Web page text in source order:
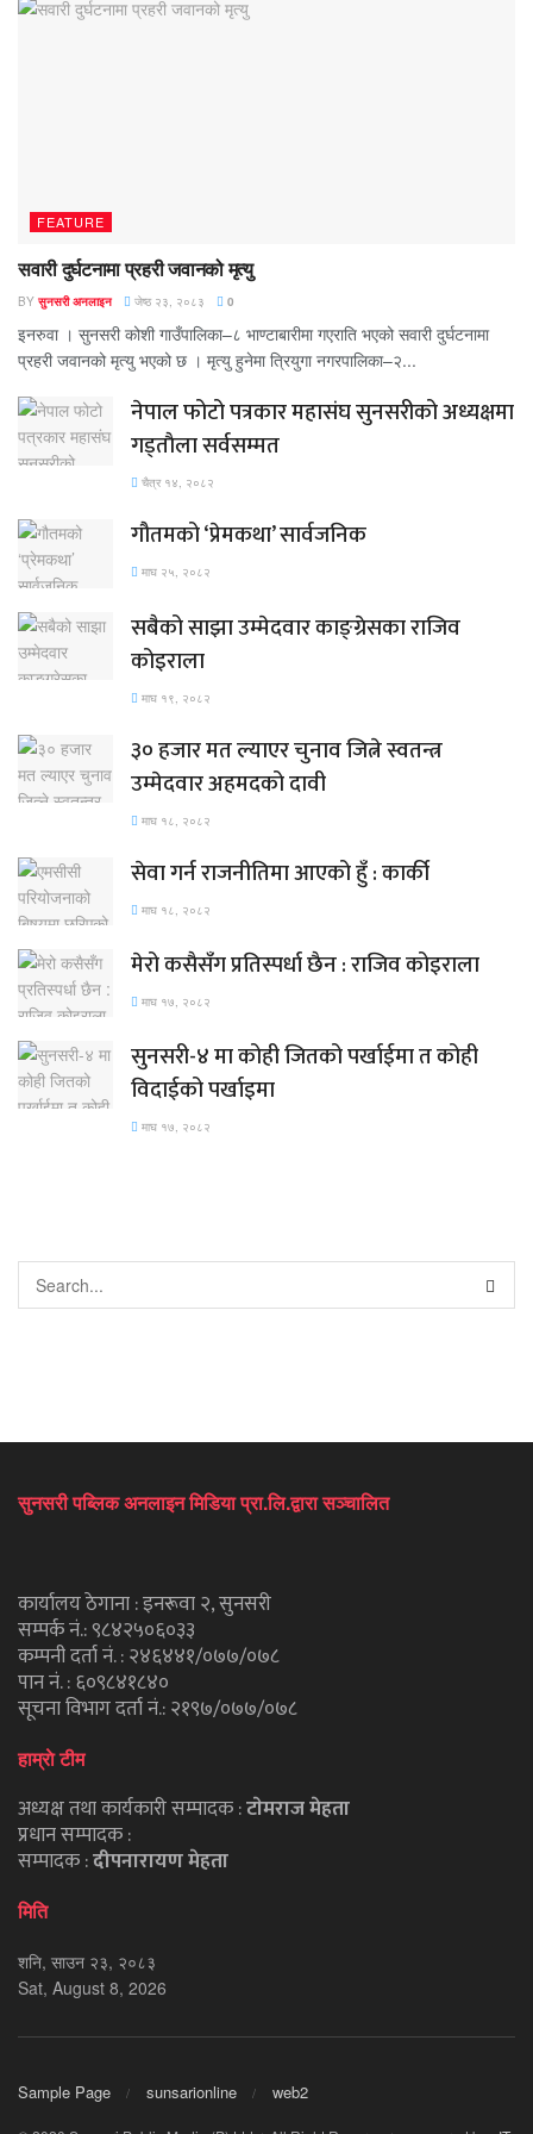
FEATURE
सवारी दुर्घटनामा प्रहरी जवानको मृत्यु
BY सुनसरी अनलाइन जेष्ठ २३, २०८३ 0
इनरुवा । सुनसरी कोशी गाउँपालिका–८ भाण्टाबारीमा गएराति भएको सवारी दुर्घटनामा
प्रहरी जवानको मृत्यु भएको छ । मृत्यु हुनेमा त्रियुगा नगरपालिका–२...
नेपाल फोटो पत्रकार महासंघ सुनसरीको अध्यक्षमा
गड्ताैला सर्वसम्मत
चैत्र १४, २०८२
गौतमको ‘प्रेमकथा’ सार्वजनिक
माघ २५, २०८२
सबैको साझा उम्मेदवार काङ्ग्रेसका राजिव
कोइराला
माघ १९, २०८२
३० हजार मत ल्याएर चुनाव जित्ने स्वतन्त्र
उम्मेदवार अहमदको दावी
माघ १८, २०८२
सेवा गर्न राजनीतिमा आएको हुँ : कार्की
माघ १८, २०८२
मेरो कसैसँग प्रतिस्पर्धा छैन : राजिव कोइराला
माघ १७, २०८२
सुनसरी-४ मा कोही जितको पर्खाईमा त कोही
विदाईको पर्खाइमा
माघ १७, २०८२
सुनसरी पब्लिक अनलाइन मिडिया प्रा.लि.द्वारा सञ्चालित
कार्यालय ठेगाना : इनरूवा २, सुनसरी
सम्पर्क नं.: ९८४२५०६०३३
कम्पनी दर्ता नं. : २४६४४१/०७७/०७८
पान नं. : ६०९८४१८४०
सूचना विभाग दर्ता नं.: २१९७/०७७/०७८
हाम्राे टीम
अध्यक्ष तथा कार्यकारी सम्पादक :टाेमराज मेहता
प्रधान सम्पादक :
सम्पादक :दीपनारायण मेहता
मिति
शनि, साउन २३, २०८३
Sat, August 8, 2026
Sample Page sunsarionline web2